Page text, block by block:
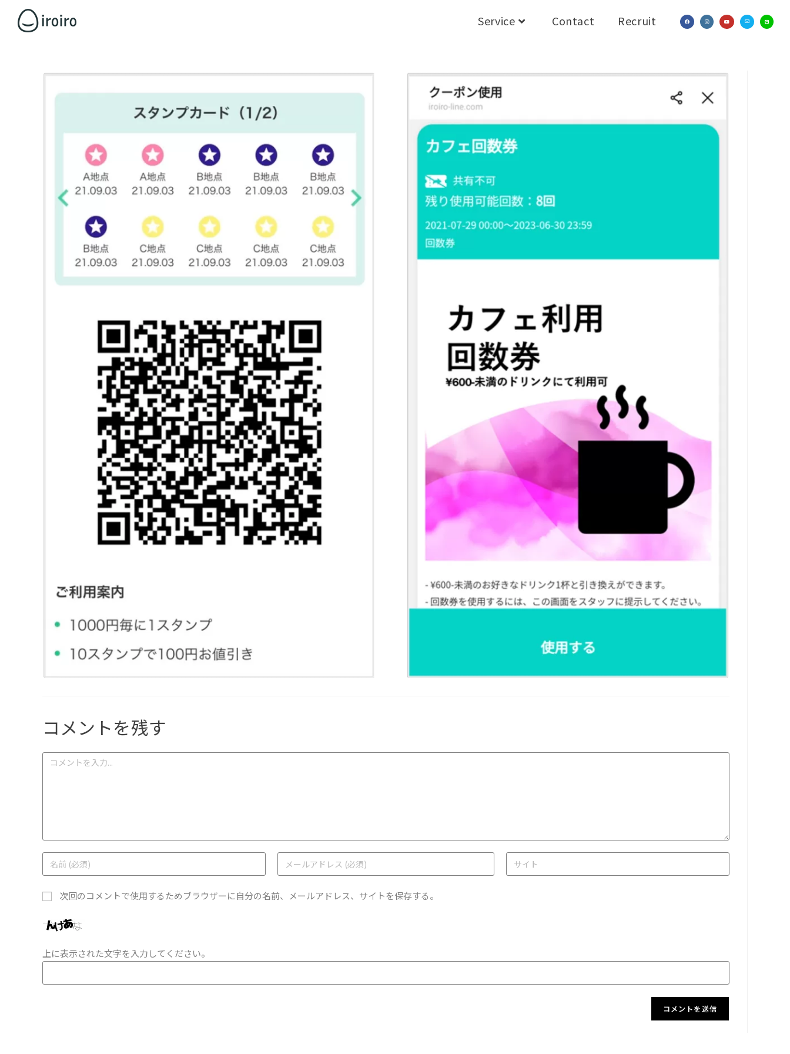
Service Contact Recruit
コメントを残す
次回のコメントで使用するためブラウザーに自分の名前、メールアドレス、サイトを保存する。
上に表示された文字を入力してください。